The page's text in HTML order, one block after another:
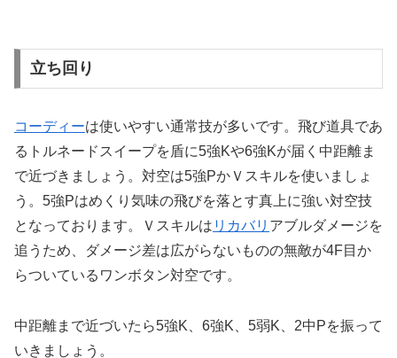
立ち回り
コーディーは使いやすい通常技が多いです。飛び道具であ
るトルネードスイープを盾に5強Kや6強Kが届く中距離ま
で近づきましょう。対空は5強PかＶスキルを使いましょ
う。5強Pはめくり気味の飛びを落とす真上に強い対空技
となっております。Ｖスキルは リカバリ アブルダメージを
追うため、ダメージ差は広がらないものの無敵が4F目か
らついているワンボタン対空です。
中距離まで近づいたら5強K、6強K、5弱K、2中Pを振って
いきましょう。